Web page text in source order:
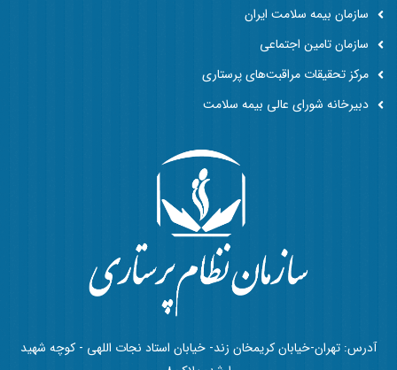
آدرس: تهران-خیابان کریمخان زند- خیابان استاد نجات اللهی - کوچه شهید
سازمان بیمه سلامت ایران
سازمان تامین اجتماعی
مرکز تحقیقات مراقبت‌های پرستاری
دبیرخانه شورای عالی بیمه سلامت